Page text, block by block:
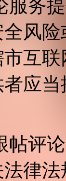
服务
风
互
应
帖评
律